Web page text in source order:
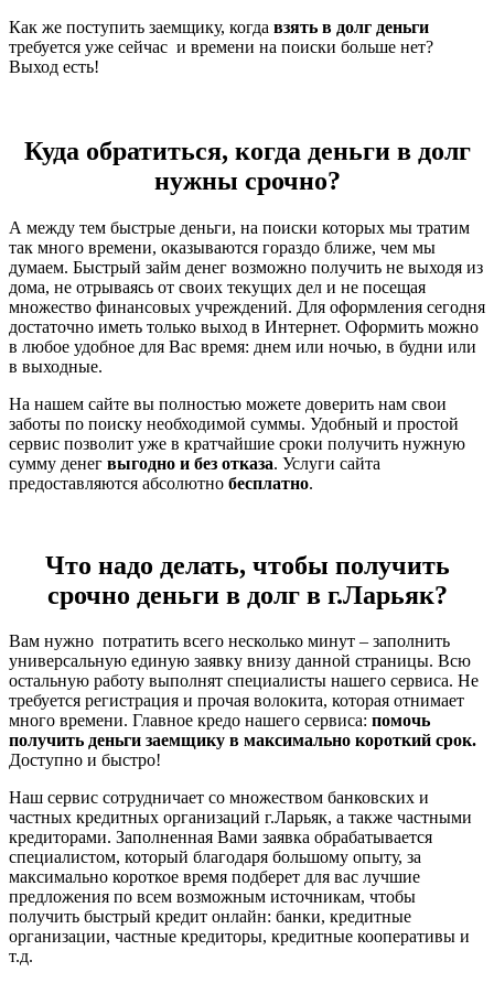
Как же поступить заемщику, когда взять в долг деньги
требуется уже сейчас и времени на поиски больше нет?
Выход есть!
Куда обратиться, когда деньги в долг
нужны срочно?
А между тем быстрые деньги, на поиски которых мы тратим
так много времени, оказываются гораздо ближе, чем мы
думаем. Быстрый займ денег возможно получить не выходя из
дома, не отрываясь от своих текущих дел и не посещая
множество финансовых учреждений. Для оформления сегодня
достаточно иметь только выход в Интернет. Оформить можно
в любое удобное для Вас время: днем или ночью, в будни или
в выходные.
На нашем сайте вы полностью можете доверить нам свои
заботы по поиску необходимой суммы. Удобный и простой
сервис позволит уже в кратчайшие сроки получить нужную
сумму денег выгодно и без отказа. Услуги сайта
предоставляются абсолютно бесплатно.
Что надо делать, чтобы получить
срочно деньги в долг в г.Ларьяк?
Вам нужно потратить всего несколько минут – заполнить
универсальную единую заявку внизу данной страницы. Всю
остальную работу выполнят специалисты нашего сервиса. Не
требуется регистрация и прочая волокита, которая отнимает
много времени. Главное кредо нашего сервиса: помочь
получить деньги заемщику в максимально короткий срок.
Доступно и быстро!
Наш сервис сотрудничает со множеством банковских и
частных кредитных организаций г.Ларьяк, а также частными
кредиторами. Заполненная Вами заявка обрабатывается
специалистом, который благодаря большому опыту, за
максимально короткое время подберет для вас лучшие
предложения по всем возможным источникам, чтобы
получить быстрый кредит онлайн: банки, кредитные
организации, частные кредиторы, кредитные кооперативы и
т.д.